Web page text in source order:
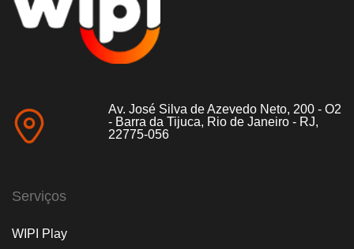
Av. José Silva de Azevedo Neto, 200 - O2
- Barra da Tijuca, Rio de Janeiro - RJ,
22775-056
Serviços
WIPI Play